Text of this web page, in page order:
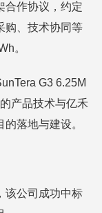
合作协议，约定
购、技术协同等
。
G3 6.25M
产品技术与亿禾
落地与建设。
该公司成功中标